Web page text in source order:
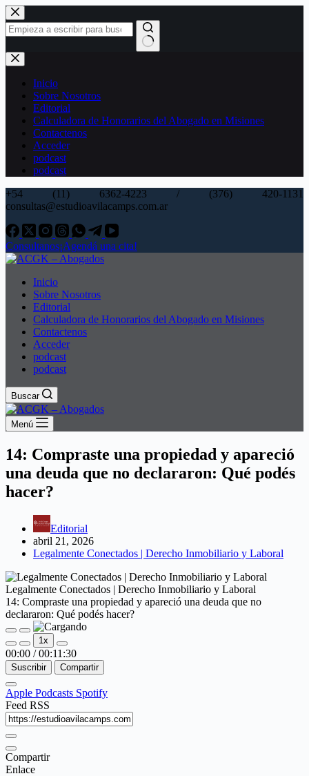
Saltar
al
contenido
Sin
resultados
Inicio
Sobre Nosotros
Editorial
Calculadora de Honorarios del Abogado en Misiones
Contactenos
Acceder
podcast
podcast
+54 (11) 6362-4223 / (376) 420-1131
consultas@estudioavilacamps.com.ar
Consultanos¡Agendá una cita!
Inicio
Sobre Nosotros
Editorial
Calculadora de Honorarios del Abogado en Misiones
Contactenos
Acceder
podcast
podcast
Buscar
Menú
14: Compraste una propiedad y apareció
una deuda que no declararon: Qué podés
hacer?
Editorial
abril 21, 2026
Legalmente Conectados | Derecho Inmobiliario y Laboral
Legalmente Conectados | Derecho Inmobiliario y Laboral
14: Compraste una propiedad y apareció una deuda que no
declararon: Qué podés hacer?
Reproducir
episodio
Pausar
episodio
1x
00:00 / 00:11:30
Suscribir Compartir
Apple Podcasts Spotify
Feed RSS
Compartir
Enlace